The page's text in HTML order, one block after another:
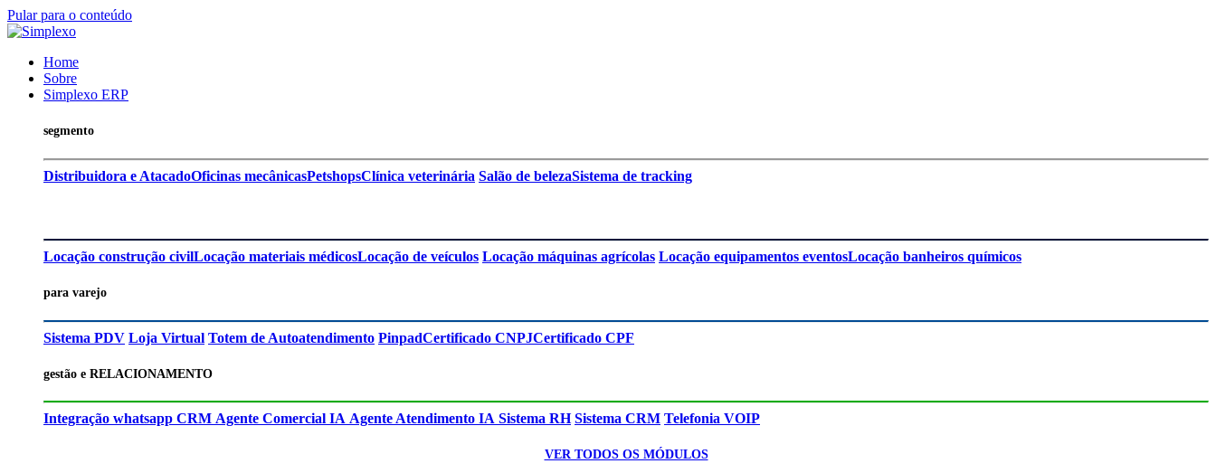
Pular para o conteúdo
Home
Sobre
Simplexo ERP
segmento
Distribuidora e AtacadoOficinas mecânicasPetshopsClínica veterinária Salão de belezaSistema de tracking
Locação construção civilLocação materiais médicosLocação de veículos Locação máquinas agrícolas Locação equipamentos eventosLocação banheiros químicos
para varejo
Sistema PDV Loja Virtual Totem de Autoatendimento PinpadCertificado CNPJCertificado CPF
gestão e RELACIONAMENTO
Integração whatsapp CRM Agente Comercial IA Agente Atendimento IA Sistema RH Sistema CRM Telefonia VOIP
VER TODOS OS MÓDULOS